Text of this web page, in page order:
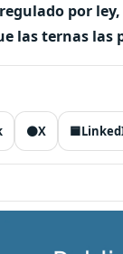
por
las ternas las
⚫X 🟦